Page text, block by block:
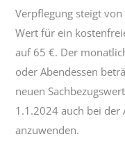
Verpflegung steigt
Wert für ein
auf 65 €. Der
oder Abendessen
neuen
1.1.2024 auch bei der
anzuwenden.